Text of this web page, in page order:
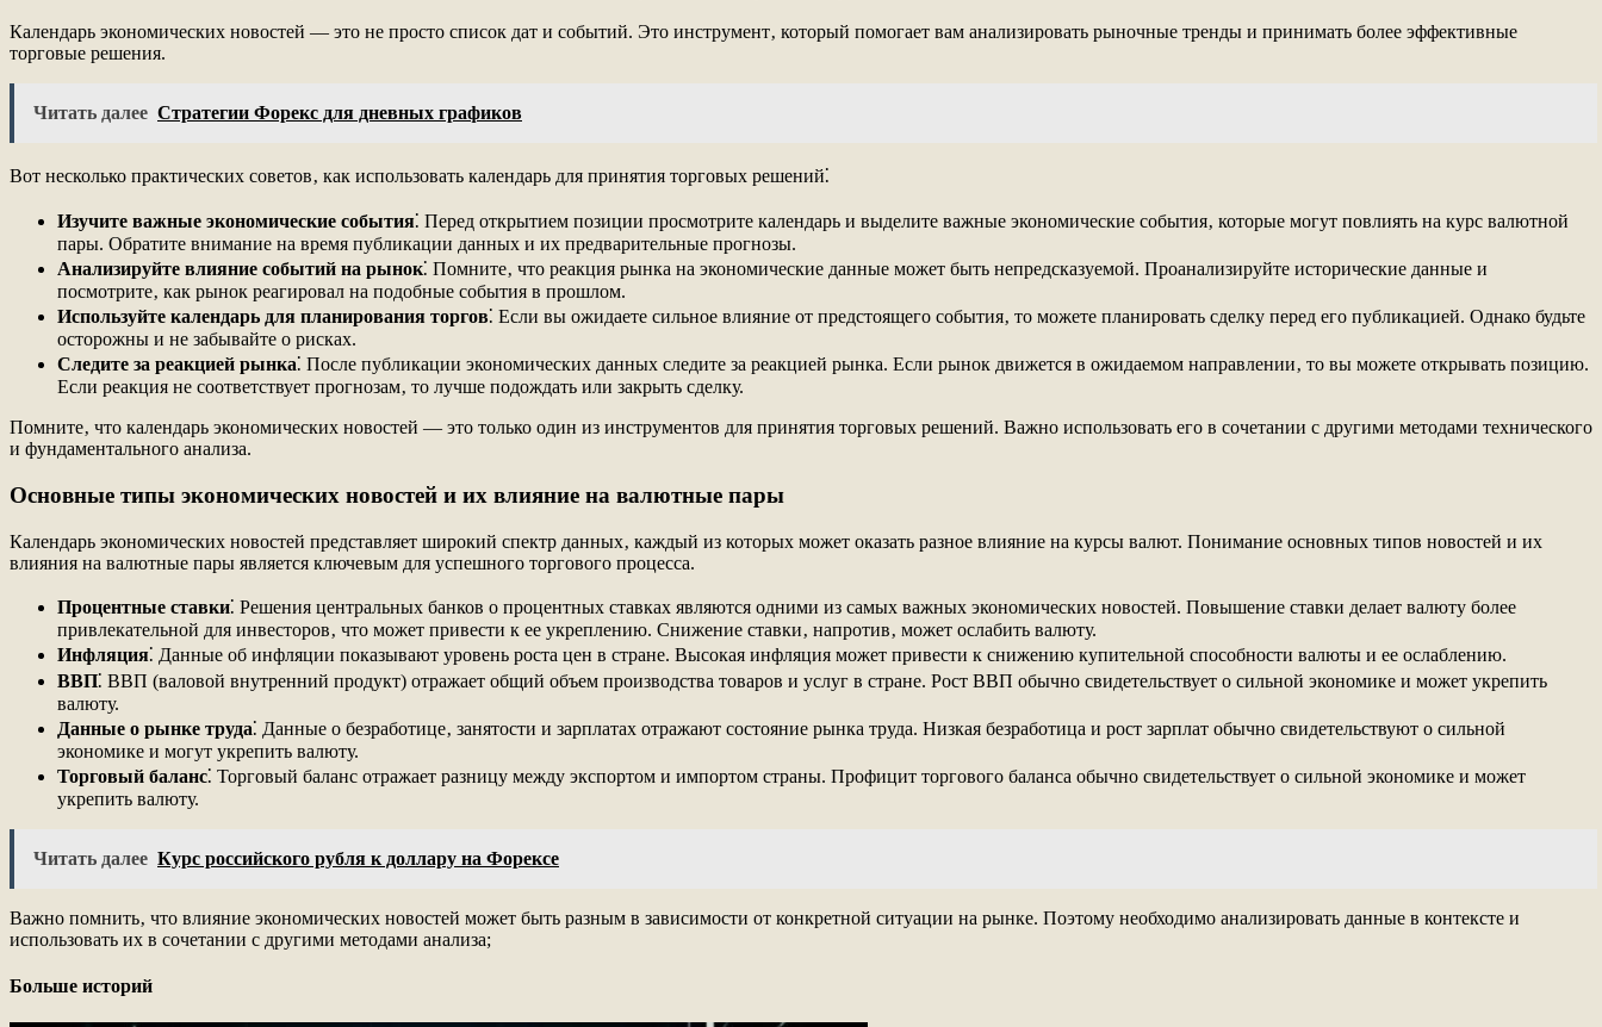
Календарь экономических новостей ― это не просто список дат и событий. Это инструмент‚ который помогает вам анализировать рыночные тренды и принимать более эффективные
торговые решения.
Читать далее Стратегии Форекс для дневных графиков
Вот несколько практических советов‚ как использовать календарь для принятия торговых решений⁚
Изучите важные экономические события⁚ Перед открытием позиции просмотрите календарь и выделите важные экономические события‚ которые могут повлиять на курс валютной
пары. Обратите внимание на время публикации данных и их предварительные прогнозы.
Анализируйте влияние событий на рынок⁚ Помните‚ что реакция рынка на экономические данные может быть непредсказуемой. Проанализируйте исторические данные и
посмотрите‚ как рынок реагировал на подобные события в прошлом.
Используйте календарь для планирования торгов⁚ Если вы ожидаете сильное влияние от предстоящего события‚ то можете планировать сделку перед его публикацией. Однако будьте
осторожны и не забывайте о рисках.
Следите за реакцией рынка⁚ После публикации экономических данных следите за реакцией рынка. Если рынок движется в ожидаемом направлении‚ то вы можете открывать позицию.
Если реакция не соответствует прогнозам‚ то лучше подождать или закрыть сделку.
Помните‚ что календарь экономических новостей ― это только один из инструментов для принятия торговых решений. Важно использовать его в сочетании с другими методами технического
и фундаментального анализа.
Основные типы экономических новостей и их влияние на валютные пары
Календарь экономических новостей представляет широкий спектр данных‚ каждый из которых может оказать разное влияние на курсы валют. Понимание основных типов новостей и их
влияния на валютные пары является ключевым для успешного торгового процесса.
Процентные ставки⁚ Решения центральных банков о процентных ставках являются одними из самых важных экономических новостей. Повышение ставки делает валюту более
привлекательной для инвесторов‚ что может привести к ее укреплению. Снижение ставки‚ напротив‚ может ослабить валюту.
Инфляция⁚ Данные об инфляции показывают уровень роста цен в стране. Высокая инфляция может привести к снижению купительной способности валюты и ее ослаблению.
ВВП⁚ ВВП (валовой внутренний продукт) отражает общий объем производства товаров и услуг в стране. Рост ВВП обычно свидетельствует о сильной экономике и может укрепить
валюту.
Данные о рынке труда⁚ Данные о безработице‚ занятости и зарплатах отражают состояние рынка труда. Низкая безработица и рост зарплат обычно свидетельствуют о сильной
экономике и могут укрепить валюту.
Торговый баланс⁚ Торговый баланс отражает разницу между экспортом и импортом страны. Профицит торгового баланса обычно свидетельствует о сильной экономике и может
укрепить валюту.
Читать далее Курс российского рубля к доллару на Форексе
Важно помнить‚ что влияние экономических новостей может быть разным в зависимости от конкретной ситуации на рынке. Поэтому необходимо анализировать данные в контексте и
использовать их в сочетании с другими методами анализа;
Больше историй